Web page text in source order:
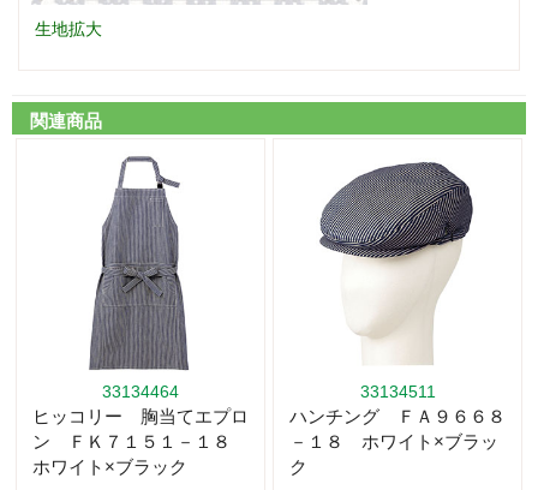
生地拡大
関連商品
33134464
ヒッコリー 胸当てエプロ
ン ＦＫ７１５１－１８
ホワイト×ブラック
33134511
ハンチング ＦＡ９６６８
－１８ ホワイト×ブラッ
ク